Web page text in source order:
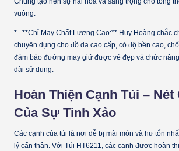
vuông.
* **Chỉ May Chất Lượng Cao:** Huy Hoàng chắc
chuyên dụng cho đồ da cao cấp, có độ bền cao,
đảm bảo đường may giữ được vẻ đẹp và chức
dài sử dụng.
Hoàn Thiện Cạnh Túi – Nét
Của Sự Tinh Xảo
Các cạnh của túi là nơi dễ bị mài mòn và hư tổn
lý cẩn thận. Với Túi HT6211, các cạnh được hoàn